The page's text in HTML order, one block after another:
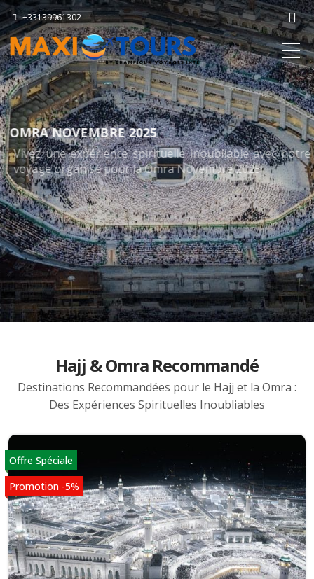
+33139961302
OMRA NOVEMBRE 2025
Vivez une expérience spirituelle inoubliable avec notre
voyage organisé pour la Omra Novembre 2025
Lire plus
Hajj & Omra Recommandé
Destinations Recommandées pour le Hajj et la Omra :
Des Expériences Spirituelles Inoubliables
Offre Spéciale
Promotion -5%